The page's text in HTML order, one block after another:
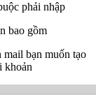
phải nhập
bao gồm
bạn muốn tạo
khoản